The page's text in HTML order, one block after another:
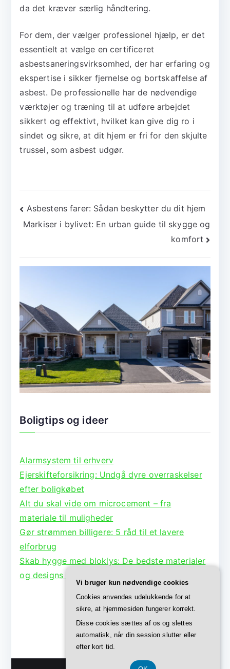
da det kræver særlig håndtering.
For dem, der vælger professionel hjælp, er det
essentielt at vælge en certificeret
asbestsaneringsvirksomhed, der har erfaring og
ekspertise i sikker fjernelse og bortskaffelse af
asbest. De professionelle har de nødvendige
værktøjer og træning til at udføre arbejdet
sikkert og effektivt, hvilket kan give dig ro i
sindet og sikre, at dit hjem er fri for den skjulte
trussel, som asbest udgør.
Indlægsnavigation
Asbestens farer: Sådan beskytter du dit hjem
Markiser i bylivet: En urban guide til skygge og
komfort
Boligtips og ideer
Alarmsystem til erhverv
Ejerskifteforsikring: Undgå dyre overraskelser
efter boligkøbet
Alt du skal vide om microcement – fra
materiale til muligheder
Gør strømmen billigere: 5 råd til et lavere
elforbrug
Skab hygge med bloklys: De bedste materialer
og designs til lysestager
Vi bruger kun nødvendige cookies
Cookies anvendes udelukkende for at
sikre, at hjemmesiden fungerer korrekt.
Disse cookies sættes af os og slettes
automatisk, når din session slutter eller
efter kort tid.